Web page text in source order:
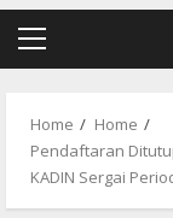
Primary
Home
Home
Pendaftaran
KADIN Sergai